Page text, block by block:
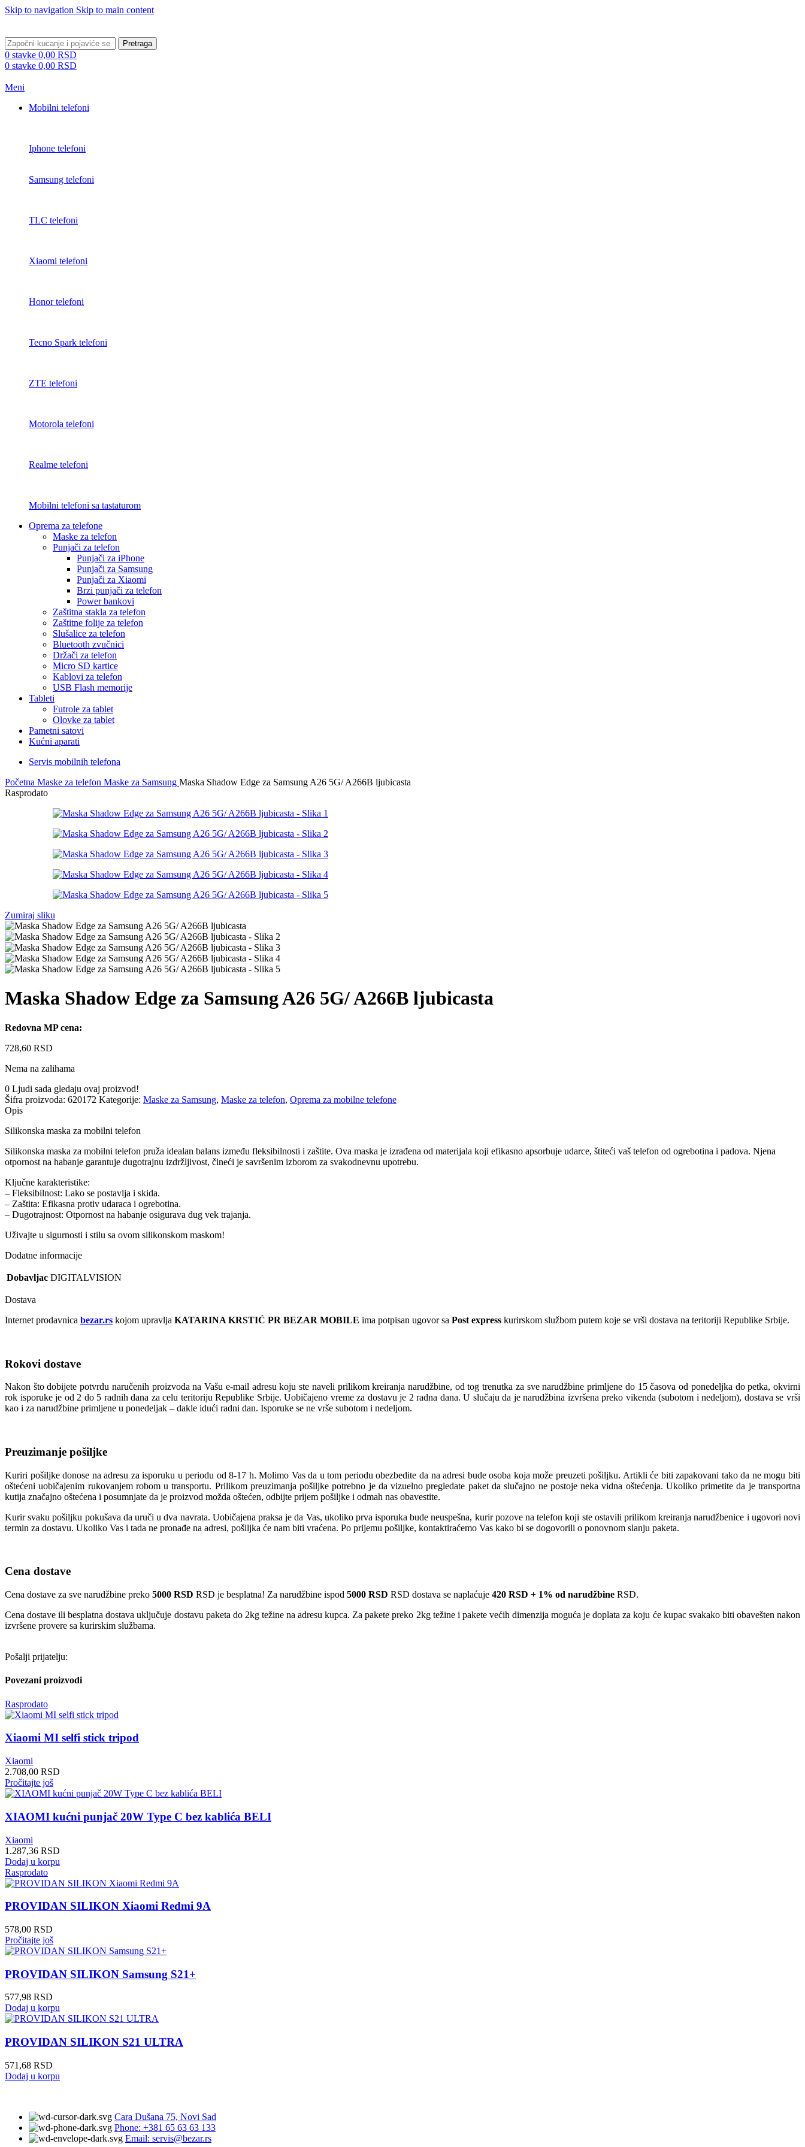
Skip to navigation Skip to main content
Pretraga
0 stavke 0,00 RSD
0 stavke 0,00 RSD
Meni
Mobilni telefoni
Iphone telefoni
Samsung telefoni
TLC telefoni
Xiaomi telefoni
Honor telefoni
Tecno Spark telefoni
ZTE telefoni
Motorola telefoni
Realme telefoni
Mobilni telefoni sa tastaturom
Oprema za telefone
Maske za telefon
Punjači za telefon
Punjači za iPhone
Punjači za Samsung
Punjači za Xiaomi
Brzi punjači za telefon
Power bankovi
Zaštitna stakla za telefon
Zaštitne folije za telefon
Slušalice za telefon
Bluetooth zvučnici
Držači za telefon
Micro SD kartice
Kablovi za telefon
USB Flash memorije
Tableti
Futrole za tablet
Olovke za tablet
Pametni satovi
Kućni aparati
Servis mobilnih telefona
Početna Maske za telefon Maske za Samsung Maska Shadow Edge za Samsung A26 5G/ A266B ljubicasta
Rasprodato
Zumiraj sliku
Maska Shadow Edge za Samsung A26 5G/ A266B ljubicasta
Redovna MP cena:
728,60 RSD
Nema na zalihama
0 Ljudi sada gledaju ovaj proizvod!
Šifra proizvoda: 620172 Kategorije: Maske za Samsung, Maske za telefon, Oprema za mobilne telefone
Opis
Silikonska maska za mobilni telefon
Silikonska maska za mobilni telefon pruža idealan balans između fleksibilnosti i zaštite. Ova maska je izrađena od materijala koji efikasno apsorbuje udarce, štiteći vaš telefon od ogrebotina i padova. Njena
otpornost na habanje garantuje dugotrajnu izdržljivost, čineći je savršenim izborom za svakodnevnu upotrebu.
Ključne karakteristike:
– Fleksibilnost: Lako se postavlja i skida.
– Zaštita: Efikasna protiv udaraca i ogrebotina.
– Dugotrajnost: Otpornost na habanje osigurava dug vek trajanja.
Uživajte u sigurnosti i stilu sa ovom silikonskom maskom!
Dodatne informacije
Dobavljac DIGITALVISION
Dostava
Internet prodavnica bezar.rs kojom upravlja KATARINA KRSTIĆ PR BEZAR MOBILE ima potpisan ugovor sa Post express kurirskom službom putem koje se vrši dostava na teritoriji Republike Srbije.
Rokovi dostave
Nakon što dobijete potvrdu naručenih proizvoda na Vašu e-mail adresu koju ste naveli prilikom kreiranja narudžbine, od tog trenutka za sve narudžbine primljene do 15 časova od ponedeljka do petka, okvirni
rok isporuke je od 2 do 5 radnih dana za celu teritoriju Republike Srbije. Uobičajeno vreme za dostavu je 2 radna dana. U slučaju da je narudžbina izvršena preko vikenda (subotom i nedeljom), dostava se vrši
kao i za narudžbine primljene u ponedeljak – dakle idući radni dan. Isporuke se ne vrše subotom i nedeljom.
Preuzimanje pošiljke
Kuriri pošiljke donose na adresu za isporuku u periodu od 8-17 h. Molimo Vas da u tom periodu obezbedite da na adresi bude osoba koja može preuzeti pošiljku. Artikli će biti zapakovani tako da ne mogu biti
oštećeni uobičajenim rukovanjem robom u transportu. Prilikom preuzimanja pošiljke potrebno je da vizuelno pregledate paket da slučajno ne postoje neka vidna oštećenja. Ukoliko primetite da je transportna
kutija značajno oštećena i posumnjate da je proizvod možda oštećen, odbijte prijem pošiljke i odmah nas obavestite.
Kurir svaku pošiljku pokušava da uruči u dva navrata. Uobičajena praksa je da Vas, ukoliko prva isporuka bude neuspešna, kurir pozove na telefon koji ste ostavili prilikom kreiranja narudžbenice i ugovori novi
termin za dostavu. Ukoliko Vas i tada ne pronađe na adresi, pošiljka će nam biti vraćena. Po prijemu pošiljke, kontaktiraćemo Vas kako bi se dogovorili o ponovnom slanju paketa.
Cena dostave
Cena dostave za sve narudžbine preko 5000 RSD RSD je besplatna! Za narudžbine ispod 5000 RSD RSD dostava se naplaćuje 420 RSD + 1% od narudžbine RSD.
Cena dostave ili besplatna dostava uključuje dostavu paketa do 2kg težine na adresu kupca. Za pakete preko 2kg težine i pakete većih dimenzija moguća je doplata za koju će kupac svakako biti obavešten nakon
izvršene provere sa kurirskim službama.
Pošalji prijatelju:
Povezani proizvodi
Rasprodato
Xiaomi MI selfi stick tripod
Xiaomi
2.708,00 RSD
Pročitajte još
XIAOMI kućni punjač 20W Type C bez kablića BELI
Xiaomi
1.287,36 RSD
Dodaj u korpu
Rasprodato
PROVIDAN SILIKON Xiaomi Redmi 9A
578,00 RSD
Pročitajte još
PROVIDAN SILIKON Samsung S21+
577,98 RSD
Dodaj u korpu
PROVIDAN SILIKON S21 ULTRA
571,68 RSD
Dodaj u korpu
Cara Dušana 75, Novi Sad
Phone: +381 65 63 63 133
Email: servis@bezar.rs